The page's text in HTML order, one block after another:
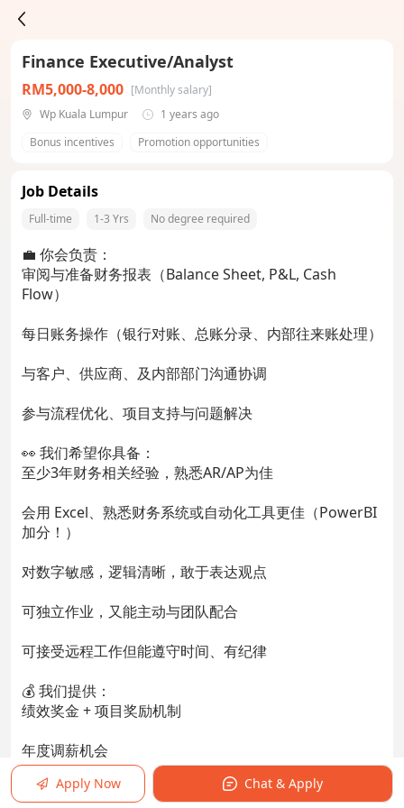
Finance Executive/Analyst
RM5,000-8,000 [Monthly salary]
Wp Kuala Lumpur
1 years ago
Bonus incentives
Promotion opportunities
Job Details
Full-time 1-3 Yrs No degree required
💼 你会负责：
审阅与准备财务报表（Balance Sheet, P&L, Cash
Flow）
每日账务操作（银行对账、总账分录、内部往来账处理）
与客户、供应商、及内部部门沟通协调
参与流程优化、项目支持与问题解决
👀 我们希望你具备：
至少3年财务相关经验，熟悉AR/AP为佳
会用 Excel、熟悉财务系统或自动化工具更佳（PowerBI
加分！）
对数字敏感，逻辑清晰，敢于表达观点
可独立作业，又能主动与团队配合
可接受远程工作但能遵守时间、有纪律
💰 我们提供：
绩效奖金 + 项目奖励机制
年度调薪机会
Remote 工作配套（设备、健康补贴、团建活动）
Apply Now Chat & Apply